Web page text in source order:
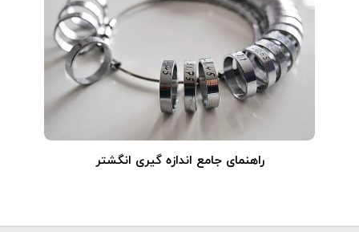
راهنمای جامع اندازه گیری انگشتر